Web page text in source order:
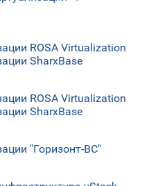
ROSA Virtualization
SharxBase
ROSA Virtualization
SharxBase
"Горизонт-ВС"